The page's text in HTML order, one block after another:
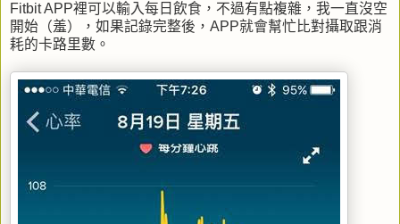
Fitbit APP裡可以輸入每日飲食，不過有點複雜，我一直沒空
開始（羞），如果記錄完整後，APP就會幫忙比對攝取跟消
耗的卡路里數。